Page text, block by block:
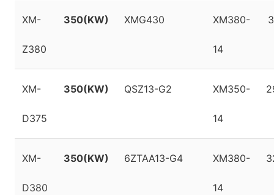
XM-
Z380
350(KW) XMG430 XM380-
14
XM-
D375
350(KW) QSZ13-G2 XM350-
14
XM-
D380
350(KW) 6ZTAA13-G4 XM380-
14